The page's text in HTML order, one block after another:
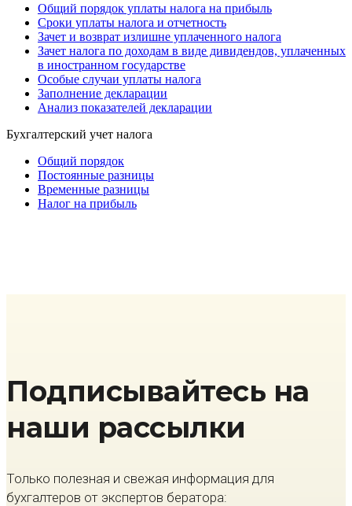
Общий порядок уплаты налога на прибыль
Сроки уплаты налога и отчетность
Зачет и возврат излишне уплаченного налога
Зачет налога по доходам в виде дивидендов, уплаченных
в иностранном государстве
Особые случаи уплаты налога
Заполнение декларации
Анализ показателей декларации
Бухгалтерский учет налога
Общий порядок
Постоянные разницы
Временные разницы
Налог на прибыль
Подписывайтесь на
наши рассылки
Только полезная и свежая информация для
бухгалтеров от экспертов бератора: